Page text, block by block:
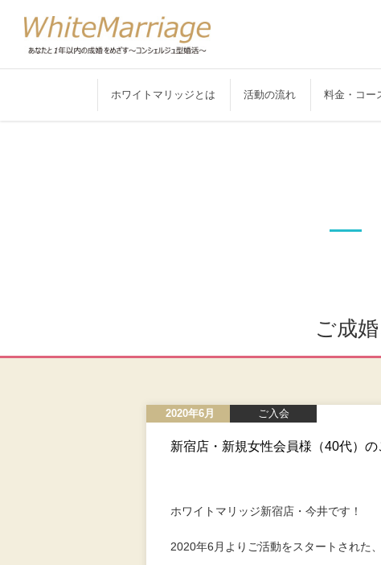
ホワイトマリッジとは 活動の流れ 料金・コー
ご成
2020年6月 ご入会
新宿店・新規女性会員様（40代）の
ホワイトマリッジ新宿店・今井です！
2020年6月よりご活動をスタートされた